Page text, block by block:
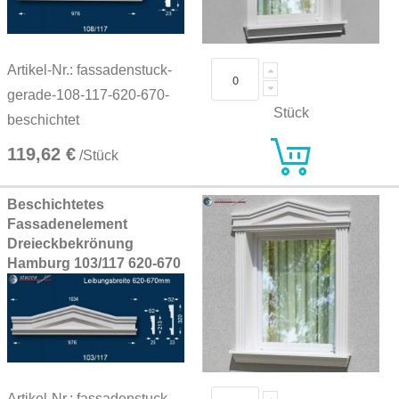
Artikel-Nr.: fassadenstuck-
gerade-108-117-620-670-
beschichtet
119,62 € /Stück
Stück
Beschichtetes
Fassadenelement
Dreieckbekrönung
Hamburg 103/117 620-670